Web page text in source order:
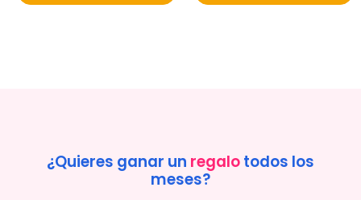
¿Quieres ganar un regalotodos los
meses?